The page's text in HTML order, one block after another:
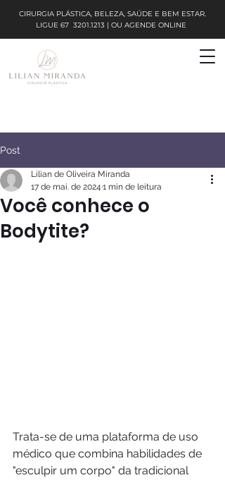
CIRURGIA PLÁSTICA, BELEZA, SAÚDE E BEM ESTAR.
LIGUE 67 3201.1213 | OU AGENDE ONLINE
Post
Você conhece o
Bodytite?
Lilian de Oliveira Miranda
17 de mai. de 2024 1 min de leitura
Trata-se de uma plataforma de uso
médico que combina habilidades de
"esculpir um corpo" da tradicional